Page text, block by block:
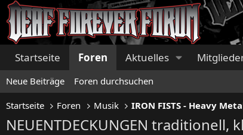
Startseite Foren Aktuelles
Neue Beiträge Foren durchsuchen
Startseite Foren Musik
NEUENTDECKUNGEN traditionell,